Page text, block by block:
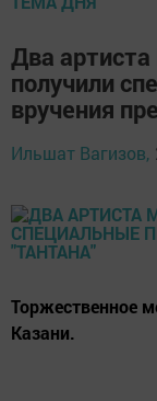
Два
получили
вручения
Ильшат Вагизов,
Торжественное
Казани.